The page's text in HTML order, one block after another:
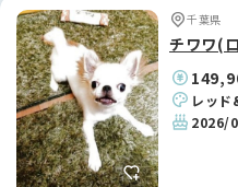
話の仕方や生活の様子まで詳
き渡しのときには「申し訳な
育ててこられたんだなと感じま
お迎えした子はとっても活発
ないみたいです。食事もしっ
ています 💕
千葉県
チワワ(
レッド
2026/